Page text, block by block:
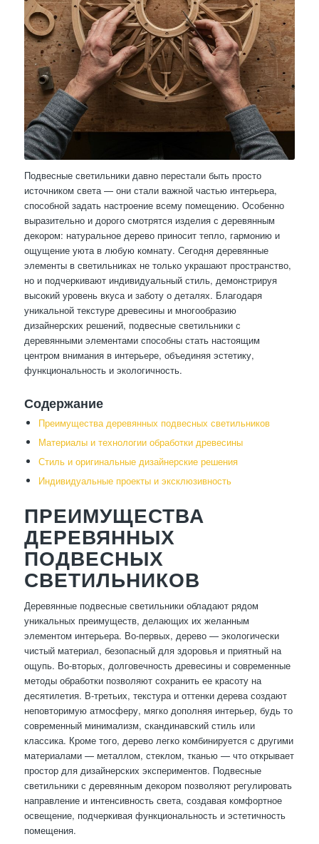
Подвесные светильники давно перестали быть просто
источником света — они стали важной частью интерьера,
способной задать настроение всему помещению. Особенно
выразительно и дорого смотрятся изделия с деревянным
декором: натуральное дерево приносит тепло, гармонию и
ощущение уюта в любую комнату. Сегодня деревянные
элементы в светильниках не только украшают пространство,
но и подчеркивают индивидуальный стиль, демонстрируя
высокий уровень вкуса и заботу о деталях. Благодаря
уникальной текстуре древесины и многообразию
дизайнерских решений, подвесные светильники с
деревянными элементами способны стать настоящим
центром внимания в интерьере, объединяя эстетику,
функциональность и экологичность.
Содержание
Преимущества деревянных подвесных светильников
Материалы и технологии обработки древесины
Стиль и оригинальные дизайнерские решения
Индивидуальные проекты и эксклюзивность
ПРЕИМУЩЕСТВА
ДЕРЕВЯННЫХ
ПОДВЕСНЫХ
СВЕТИЛЬНИКОВ
Деревянные подвесные светильники обладают рядом
уникальных преимуществ, делающих их желанным
элементом интерьера. Во-первых, дерево — экологически
чистый материал, безопасный для здоровья и приятный на
ощупь. Во-вторых, долговечность древесины и современные
методы обработки позволяют сохранить ее красоту на
десятилетия. В-третьих, текстура и оттенки дерева создают
неповторимую атмосферу, мягко дополняя интерьер, будь то
современный минимализм, скандинавский стиль или
классика. Кроме того, дерево легко комбинируется с другими
материалами — металлом, стеклом, тканью — что открывает
простор для дизайнерских экспериментов. Подвесные
светильники с деревянным декором позволяют регулировать
направление и интенсивность света, создавая комфортное
освещение, подчеркивая функциональность и эстетичность
помещения.